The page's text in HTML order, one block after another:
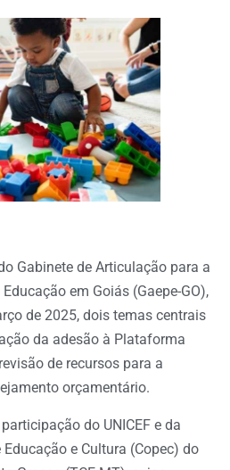
Gabinete de Articulação para a
em Goiás (Gaepe-GO),
de 2025, dois temas centrais
da adesão à Plataforma
de recursos para a
orçamentário.
do UNICEF e da
e Cultura (Copec) do